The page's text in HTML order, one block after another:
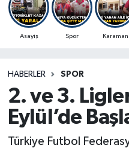
Asayiş Spor Karaman
HABERLER SPOR
2. ve 3.
Eylül’de
Türkiye Futbol
Spor Haberleri
Ulusal Haberler
Vefat Edenler